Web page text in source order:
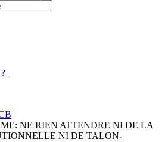
NE RIEN ATTENDRE NI DE LA
NI DE TALON-